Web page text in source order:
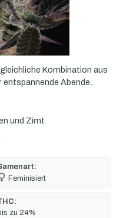
Kombination aus
Abende.
und Zimt
Feminisiert
zu 24%